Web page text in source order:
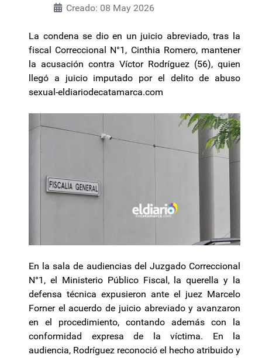
Creado: 08 May 2026
La condena se dio en un juicio abreviado, tras la
fiscal Correccional N°1, Cinthia Romero, mantener
la acusación contra Víctor Rodríguez (56), quien
llegó a juicio imputado por el delito de abuso
sexual-eldiariodecatamarca.com
En la sala de audiencias del Juzgado Correccional
N°1, el Ministerio Público Fiscal, la querella y la
defensa técnica expusieron ante el juez Marcelo
Forner el acuerdo de juicio abreviado y avanzaron
en el procedimiento, contando además con la
conformidad expresa de la víctima. En la
audiencia, Rodríguez reconoció el hecho atribuido y